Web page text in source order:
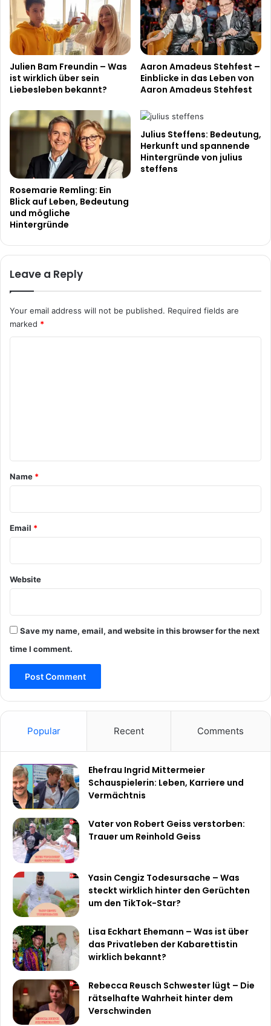
Julien Bam Freundin – Was
ist wirklich über sein
Liebesleben bekannt?
Aaron Amadeus Stehfest –
Einblicke in das Leben von
Aaron Amadeus Stehfest
Rosemarie Remling: Ein
Blick auf Leben, Bedeutung
und mögliche
Hintergründe
Julius Steffens: Bedeutung,
Herkunft und spannende
Hintergründe von julius
steffens
Leave a Reply
Your email address will not be published. Required fields are
marked *
*
Name *
Email *
Website
Save my name, email, and website in this browser for the next
time I comment.
Popular Recent Comments
Ehefrau Ingrid Mittermeier
Schauspielerin: Leben, Karriere und
Vermächtnis
Vater von Robert Geiss verstorben:
Trauer um Reinhold Geiss
Yasin Cengiz Todesursache – Was
steckt wirklich hinter den Gerüchten
um den TikTok-Star?
Lisa Eckhart Ehemann – Was ist über
das Privatleben der Kabarettistin
wirklich bekannt?
Rebecca Reusch Schwester lügt – Die
rätselhafte Wahrheit hinter dem
Verschwinden